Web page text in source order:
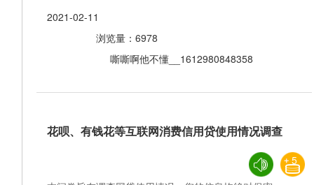
2021-02-11
浏览量：6978
嘶嘶啊他不懂__1612980848358
花呗、有钱花等互联网消费信用贷使用情况调查
5